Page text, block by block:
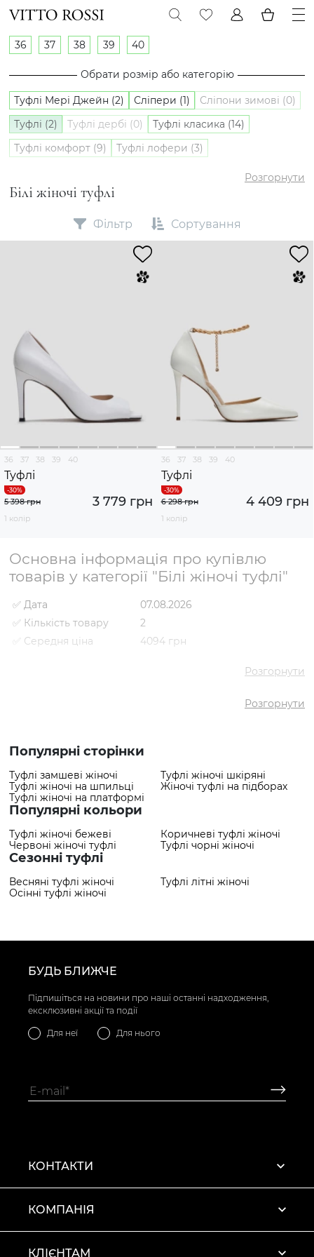
Білі жіночі туфлі
36 37 38 39 40
Обрати розмір або категорію
Туфлі Мері Джейн (2) Сліпери (1)
Сліпони зимові (0)
Туфлі (2)
Туфлі дербі (0)
Туфлі класика (14)
Туфлі комфорт (9)
Туфлі лофери (3)
Розгорнути
Фільтр Сортування
Популярні сторінки
Туфлі замшеві жіночі
Туфлі жіночі шкіряні
Туфлі жіночі на шпильці
Жіночі туфлі на підборах
Туфлі жіночі на платформі
Популярні кольори
Туфлі жіночі бежеві
Коричневі туфлі жіночі
Червоні жіночі туфлі
Туфлі чорні жіночі
Сезонні туфлі
Весняні туфлі жіночі
Туфлі літні жіночі
Осінні туфлі жіночі
36 37 38 39 40
Туфлі
3 779 грн
5 398 грн
1 колір
36 37 38 39 40
Туфлі
4 409 грн
6 298 грн
1 колір
Основна інформація про купівлю
товарів у категорії "Білі жіночі туфлі"
✅ Дата
07.08.2026
✅ Кількість товару
2
✅ Середня ціна
4094 грн
Туфлі VS000082072 Білий
Розгорнути
Розгорнути
БУДЬ БЛИЖЧЕ
Підпишіться на новини про наші останні надходження,
ексклюзивні акції та події
Для неї Для нього
КОНТАКТИ
КОМПАНІЯ
КЛІЄНТАМ